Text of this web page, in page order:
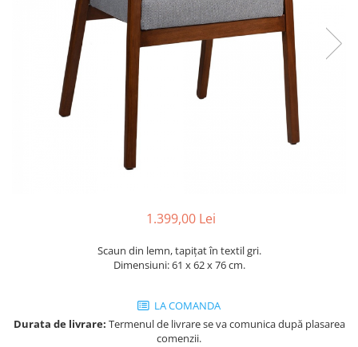
Mobila dining
Console extensibile
Covoare dining
Scaune de bar / insula
Decoratiuni interioare
1.399,00 Lei
Scaun din lemn, tapițat în textil gri.
Dimensiuni: 61 x 62 x 76 cm.
LA COMANDA
Durata de livrare: Termenul de livrare se va comunica după plasarea
comenzii.